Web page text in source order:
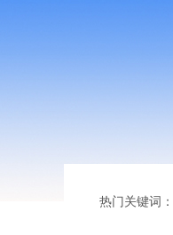
热门关键词：